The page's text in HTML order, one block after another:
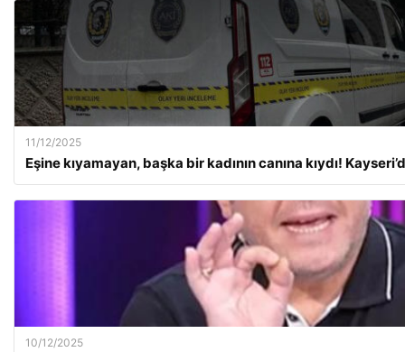
11/12/2025
Eşine kıyamayan, başka bir kadının canına kıydı!
10/12/2025